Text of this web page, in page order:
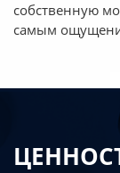
собственную
самым